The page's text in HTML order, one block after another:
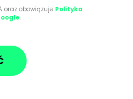
oraz obowiązuje Polityka
.